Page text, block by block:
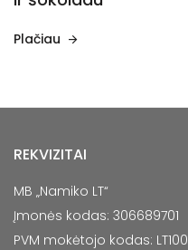
Plačiau
REKVIZITAI
MB „Namiko LT“
Įmonės kodas: 306689701
PVM mokėtojo kodas: